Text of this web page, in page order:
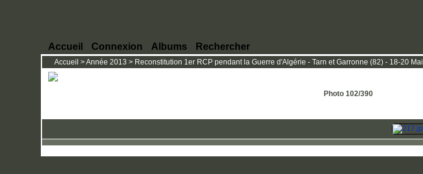
Accueil Connexion Albums Rechercher
Accueil >Année 2013 > Reconstitution 1er RCP pendant la Guerre d'Algérie - Tarn et Garronne (82) - 18-20 Mai
Photo 102/390